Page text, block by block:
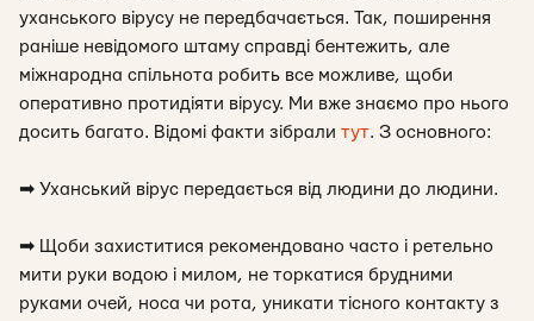
уханського вірусу не передбачається. Так, поширення
раніше невідомого штаму справді бентежить, але
міжнародна спільнота робить все можливе, щоби
оперативно протидіяти вірусу. Ми вже знаємо про нього
досить багато. Відомі факти зібрали тут. З основного:
➡ Уханський вірус передається від людини до людини.
➡ Щоби захиститися рекомендовано часто і ретельно
мити руки водою і милом, не торкатися брудними
руками очей, носа чи рота, уникати тісного контакту з